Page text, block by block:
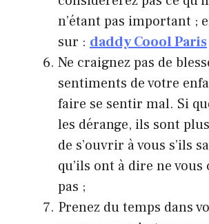
n’étant pas important ;
sur : daddy Coool Paris
Ne craignez pas de
sentiments de votre
faire se sentir mal. Si
les dérange, ils sont
de s’ouvrir à vous s’ils
qu’ils ont à dire ne
pas ;
Prenez du temps dans